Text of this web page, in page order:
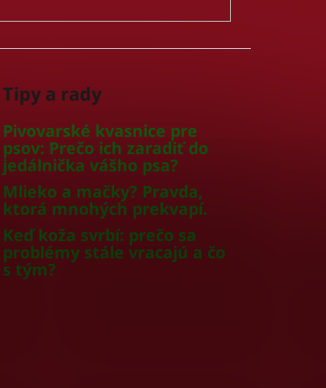
Tipy a rady
Pivovarské kvasnice pre
psov: Prečo ich zaradiť do
jedálnička vášho psa?
Mlieko a mačky? Pravda,
ktorá mnohých prekvapí.
Keď koža svrbí: prečo sa
problémy stále vracajú a čo
s tým?